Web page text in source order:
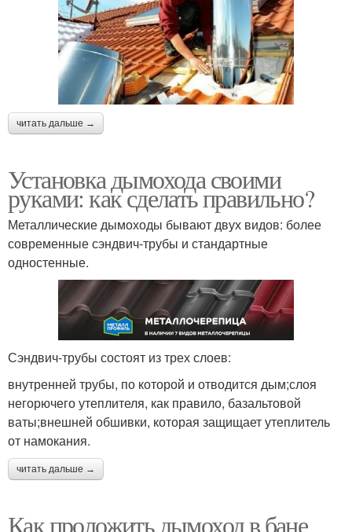
читать дальше →
Установка дымохода своими
руками: как сделать правильно?
Металлические дымоходы бывают двух видов: более
современные сэндвич-трубы и стандартные
одностенные.
Сэндвич-трубы состоят из трех слоев:
внутренней трубы, по которой и отводится дым;слоя
негорючего утеплителя, как правило, базальтовой
ваты;внешней обшивки, которая защищает утеплитель
от намокания.
читать дальше →
Как проложить дымоход в бане